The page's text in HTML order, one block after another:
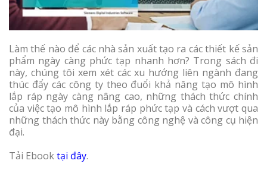
Làm thế nào để các nhà sản xuất tạo ra các thiết kế sản
phẩm ngày càng phức tạp nhanh hơn? Trong sách đi
này, chúng tôi xem xét các xu hướng liên ngành đang
thúc đẩy các công ty theo đuổi khả năng tạo mô hình
lắp ráp ngày càng nâng cao, những thách thức chính
của việc tạo mô hình lắp ráp phức tạp và cách vượt qua
những thách thức này bằng công nghệ và công cụ hiện
đại.
Tải Ebooktại đây.